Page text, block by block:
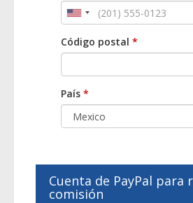
Código postal *
País *
Cuenta de PayPal para
comisión